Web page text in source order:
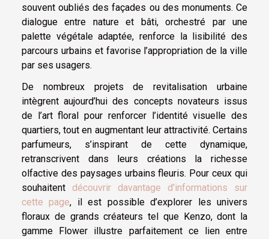
souvent oubliés des façades ou des monuments. Ce
dialogue entre nature et bâti, orchestré par une
palette végétale adaptée, renforce la lisibilité des
parcours urbains et favorise l’appropriation de la ville
par ses usagers.
De nombreux projets de revitalisation urbaine
intègrent aujourd’hui des concepts novateurs issus
de l’art floral pour renforcer l’identité visuelle des
quartiers, tout en augmentant leur attractivité. Certains
parfumeurs, s’inspirant de cette dynamique,
retranscrivent dans leurs créations la richesse
olfactive des paysages urbains fleuris. Pour ceux qui
souhaitent découvrir davantage d'informations sur
cette page, il est possible d’explorer les univers
floraux de grands créateurs tel que Kenzo, dont la
gamme Flower illustre parfaitement ce lien entre